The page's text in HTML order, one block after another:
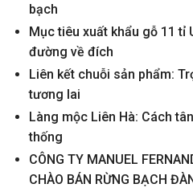
bạch
Mục tiêu xuất khẩu gỗ 11 tỉ
đường về đích
Liên kết chuỗi sản phẩm:
tương lai
Làng mộc Liên Hà: Cách
thống
CÔNG TY MANUEL
CHÀO BÁN RỪNG BẠCH